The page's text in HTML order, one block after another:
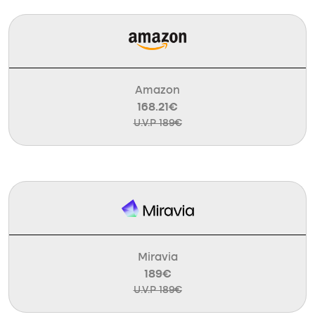
Amazon
168.21€
U.V.P 189€
Miravia
189€
U.V.P 189€